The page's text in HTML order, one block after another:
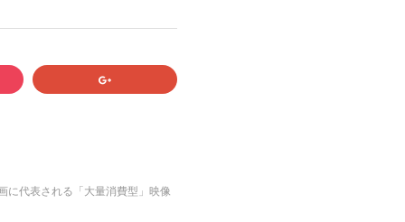
に代表される「大量消費型」映像